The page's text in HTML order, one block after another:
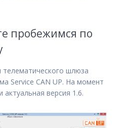
пробежимся по
телематического шлюза
Service CAN UP. На момент
актуальная версия 1.6.